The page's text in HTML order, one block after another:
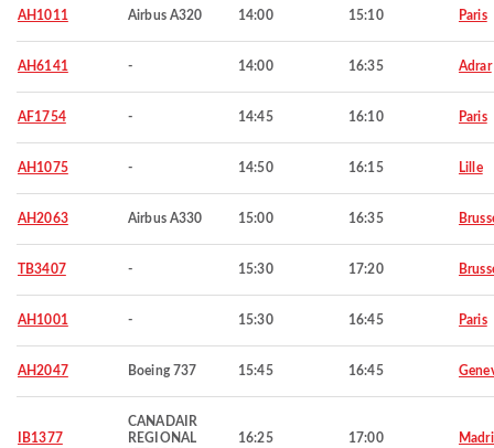
AH1011 Airbus A320 14:00 15:10 Paris
AH6141 - 14:00 16:35 Adrar
AF1754 - 14:45 16:10 Paris
AH1075 - 14:50 16:15 Lille
AH2063 Airbus A330 15:00 16:35
TB3407 - 15:30 17:20
AH1001 - 15:30 16:45 Paris
AH2047 Boeing 737 15:45 16:45
IB1377
CANADAIR
REGIONAL
16:25 17:00